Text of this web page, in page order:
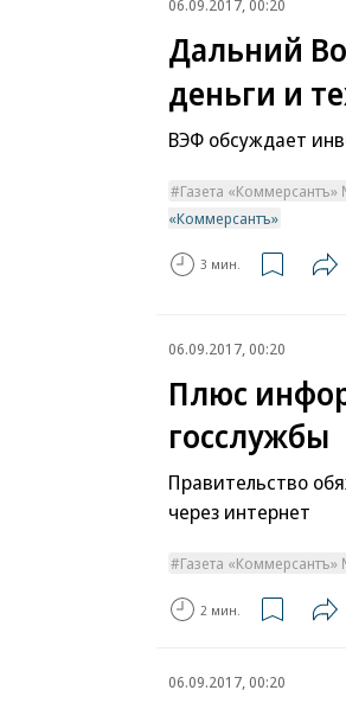
06.09.2017, 00:20
Дальний
деньги и
ВЭФ обсуждает
Газета «Коммерсантъ»
«Коммерсантъ»
3 мин.
06.09.2017, 00:20
Плюс
госслужбы
Правительство
через интернет
Газета «Коммерсантъ»
2 мин.
06.09.2017, 00:20